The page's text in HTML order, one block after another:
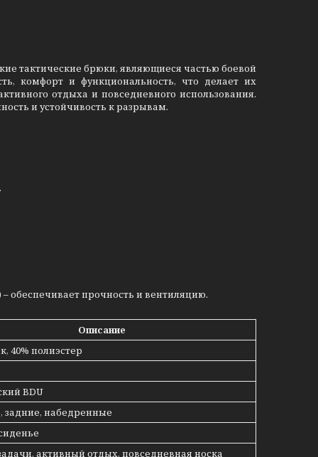
тактические брюки, являющиеся частью боевой
комфорт и функциональность, что делает их
отдыха и повседневного использования.
и устойчивость к разрывам.
– обеспечивает прочность и вентиляцию.
Описание
40% полиэстер
BDU
задние, набедренные
активный отдых, повседневная носка